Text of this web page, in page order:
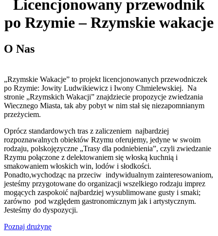
Licencjonowany przewodnik
po Rzymie – Rzymskie wakacje
O Nas
„Rzymskie Wakacje” to projekt licencjonowanych przewodniczek
po Rzymie: Jowity Ludwikiewicz i Iwony Chmielewskiej. Na
stronie „Rzymskich Wakacji” znajdziecie propozycje zwiedzania
Wiecznego Miasta, tak aby pobyt w nim stał się niezapomnianym
przeżyciem.
Oprócz standardowych tras z zaliczeniem najbardziej
rozpoznawalnych obiektów Rzymu oferujemy, jedyne w swoim
rodzaju, polskojęzyczne „Trasy dla podniebienia”, czyli zwiedzanie
Rzymu połączone z delektowaniem się włoską kuchnią i
smakowaniem włoskich win, lodów i słodkości.
Ponadto,wychodząc na przeciw indywidualnym zainteresowaniom,
jesteśmy przygotowane do organizacji wszelkiego rodzaju imprez
mogących zaspokoić najbardziej wysublimowane gusty i smaki;
zarówno pod względem gastronomicznym jak i artystycznym.
Jesteśmy do dyspozycji.
Poznaj drużynę